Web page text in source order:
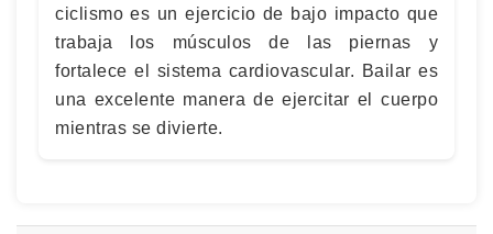
ciclismo es un ejercicio de bajo impacto que
trabaja los músculos de las piernas y
fortalece el sistema cardiovascular. Bailar es
una excelente manera de ejercitar el cuerpo
mientras se divierte.